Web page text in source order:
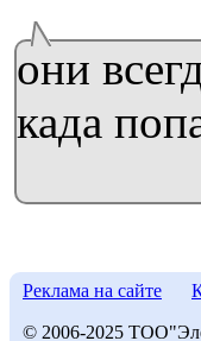
они
када
Реклама на сайте
© 2006-2025